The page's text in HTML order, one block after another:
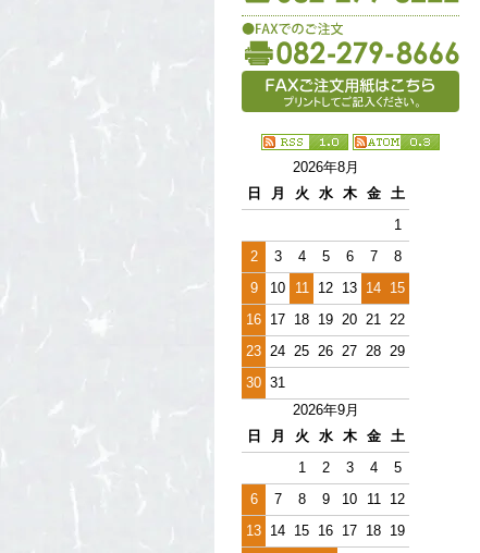
2026年8月
日
月 火 水 木 金
土
1
2
3 4 5 6 7
8
9
10 11 12 13 14 15
16 17 18 19 20 21 22
23 24 25 26 27 28 29
30 31
2026年9月
日
月 火 水 木 金
土
1
2 3 4
5
6
7 8 9 10 11
12
13 14 15 16 17 18 19